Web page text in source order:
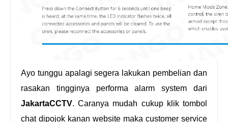
Ayo tunggu apalagi segera lakukan pembelian dan
rasakan tingginya performa alarm system dari
JakartaCCTV. Caranya mudah cukup klik tombol
chat dipojok kanan website maka customer service